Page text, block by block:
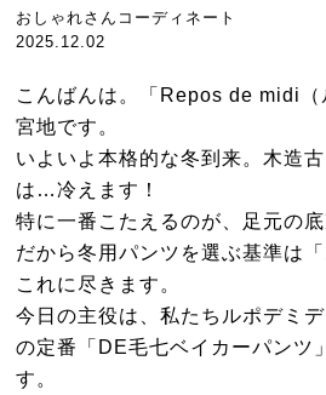
おしゃれさんコーディネート
2025.12.02
こんばんは。「Repos de midi（
宮地です。
いよいよ本格的な冬到来。木造
は…冷えます！
特に一番こたえるのが、足元の底
だから冬用パンツを選ぶ基準は
これに尽きます。
今日の主役は、私たちルポデミ
の定番「DE毛七ベイカーパンツ
す。